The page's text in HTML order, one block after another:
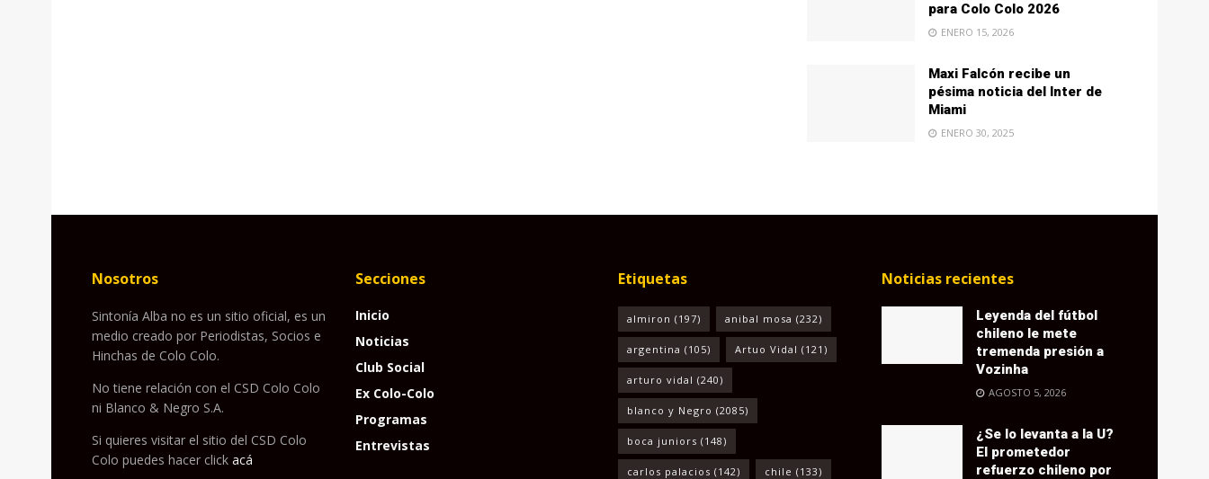
para Colo Colo 2026
ENERO 15, 2026
Maxi Falcón recibe un
pésima noticia del Inter de
Miami
ENERO 30, 2025
Nosotros
Sintonía Alba no es un sitio oficial, es un
medio creado por Periodistas, Socios e
Hinchas de Colo Colo.
No tiene relación con el CSD Colo Colo
ni Blanco & Negro S.A.
Si quieres visitar el sitio del CSD Colo
Colo puedes hacer click acá
Secciones
Inicio
Noticias
Club Social
Ex Colo-Colo
Programas
Entrevistas
Etiquetas
almiron (197) anibal mosa (232)
argentina (105) Artuo Vidal (121)
arturo vidal (240)
blanco y Negro (2085)
boca juniors (148)
carlos palacios (142) chile (133)
Noticias recientes
Leyenda del fútbol
chileno le mete
tremenda presión a
Vozinha
AGOSTO 5, 2026
¿Se lo levanta a la U?
El prometedor
refuerzo chileno por